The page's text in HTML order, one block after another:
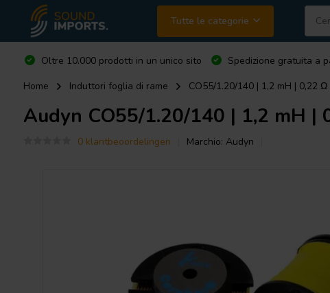
Tutte le categorie
Oltre 10.000 prodotti in un unico sito
Spedizione gratuita a
Home
Induttori foglia di rame CO55/1.20/140 | 1,2 mH | 0,22
Audyn CO55/1.20/140 | 1,2 mH
0 klantbeoordelingen Marchio: Audyn